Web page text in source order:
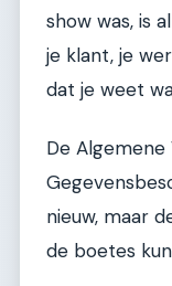
show was, is
je klant, je
dat je weet
De
nieuw, maar
de boetes